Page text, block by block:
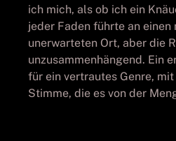
ich mich, als ob ich ein
jeder Faden führte an einen
unerwarteten Ort, aber die
unzusammenhängend. Ein
für ein vertrautes Genre,
Stimme, die es von der